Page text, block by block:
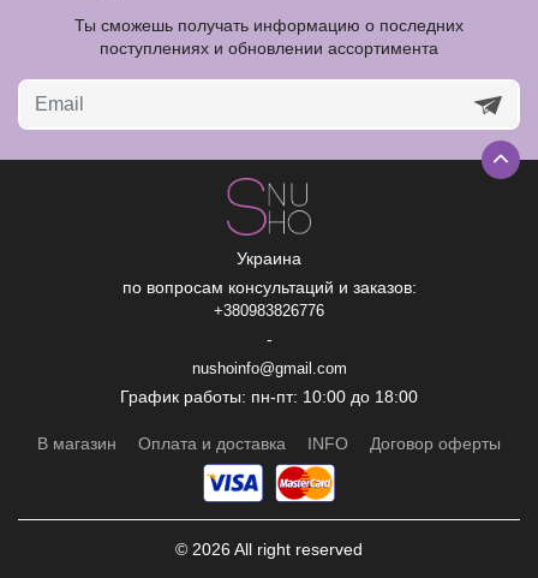
Ты сможешь получать информацию о последних
поступлениях и обновлении ассортимента
Украина
по вопросам консультаций и заказов:
+380983826776
-
nushoinfo@gmail.com
График работы: пн-пт: 10:00 до 18:00
В магазин Оплата и доставка INFO Договор оферты
© 2026 All right reserved